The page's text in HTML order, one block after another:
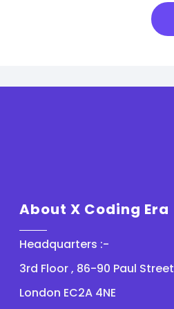
About X Coding Era
Headquarters :-
3rd Floor , 86-90 Paul Street
London EC2A 4NE